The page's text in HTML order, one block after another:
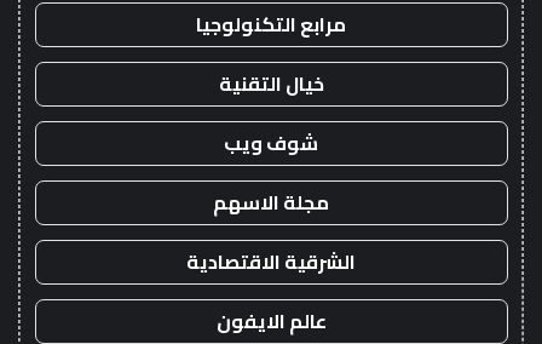
مرابع التكنولوجيا
خيال التقنية
شوف ويب
مجلة الاسهم
الشرقية الاقتصادية
عالم الايفون